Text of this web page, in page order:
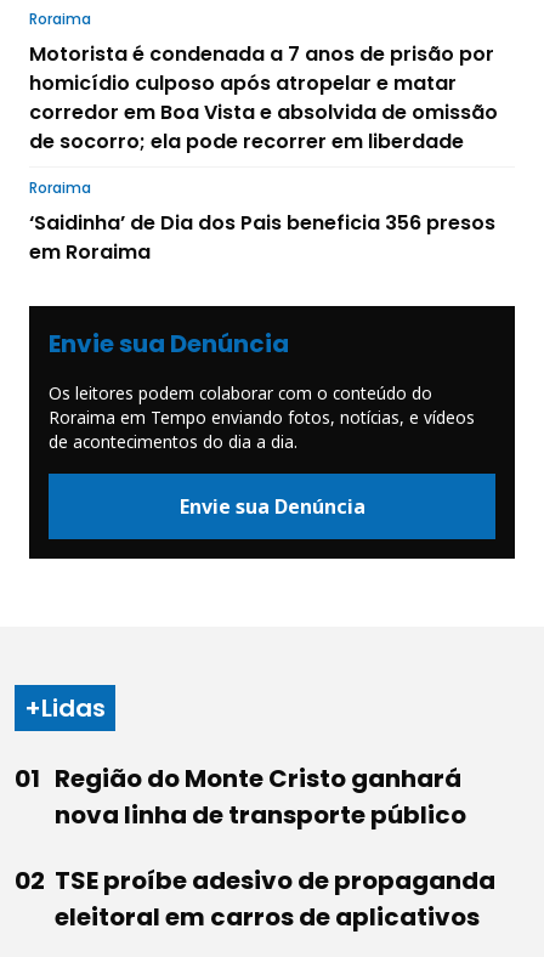
Roraima
Motorista é condenada a 7 anos de prisão por
homicídio culposo após atropelar e matar
corredor em Boa Vista e absolvida de omissão
de socorro; ela pode recorrer em liberdade
Roraima
‘Saidinha’ de Dia dos Pais beneficia 356 presos
em Roraima
Envie sua Denúncia
Os leitores podem colaborar com o conteúdo do
Roraima em Tempo enviando fotos, notícias, e vídeos
de acontecimentos do dia a dia.
Envie sua Denúncia
+Lidas
Região do Monte Cristo ganhará
nova linha de transporte público
TSE proíbe adesivo de propaganda
eleitoral em carros de aplicativos